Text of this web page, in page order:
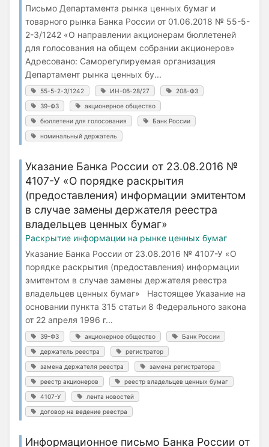
Письмо Департамента рынка ценных бумаг и
товарного рынка Банка России от 01.06.2018 № 55-5-
2-3/1242 «О направлении акционерам бюллетеней
для голосования на общем собрании акционеров»
Адресовано: Саморегулируемая организация
Департамент рынка ценных бу...
55-5-2-3/1242 ИН-06-28/27 208-ФЗ
39-ФЗ акционерное общество
бюллетени для голосования Банк России
номинальный держатель
Указание Банка России от 23.08.2016 №
4107-У «О порядке раскрытия
(предоставления) информации эмитентом
в случае замены держателя реестра
владельцев ценных бумаг»
Раскрытие информации на рынке ценных бумаг
Указание Банка России от 23.08.2016 № 4107-У «О
порядке раскрытия (предоставления) информации
эмитентом в случае замены держателя реестра
владельцев ценных бумаг» Настоящее Указание на
основании пункта 315 статьи 8 Федерального закона
от 22 апреля 1996 г...
39-ФЗ акционерное общество Банк России
держатель реестра регистратор
замена держателя реестра замена регистратора
реестр акционеров реестр владельцев ценных бумаг
4107-У лента новостей
договор на ведение реестра
Информационное письмо Банка России от